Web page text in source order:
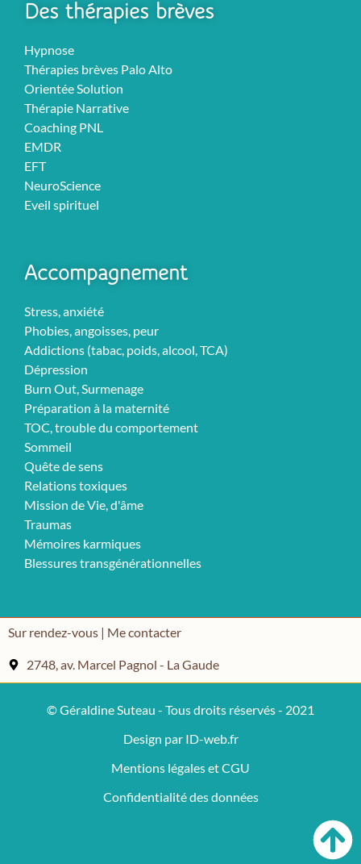
Des thérapies brèves
Hypnose
Thérapies brèves Palo Alto
Orientée Solution
Thérapie Narrative
Coaching PNL
EMDR
EFT
NeuroScience
Eveil spirituel
Accompagnement
Stress, anxiété
Phobies, angoisses, peur
Addictions (tabac, poids, alcool, TCA)
Dépression
Burn Out, Surmenage
Préparation à la maternité
TOC, trouble du comportement
Sommeil
Quête de sens
Relations toxiques
Mission de Vie, d'âme
Traumas
Mémoires karmiques
Blessures transgénérationnelles
Sur rendez-vous | Me contacter
2748, av. Marcel Pagnol - La Gaude
© Géraldine Suteau - Tous droits réservés - 2021
Design par ID-web.fr
Mentions légales et CGU
Confidentialité des données